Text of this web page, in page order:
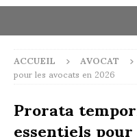
ACCUEIL AVOCAT
pour les avocats en 2026
Prorata